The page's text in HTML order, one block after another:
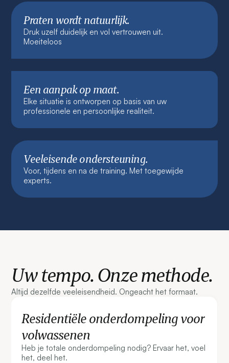
Praten wordt natuurlijk.
Druk uzelf duidelijk en vol vertrouwen uit.
Moeiteloos
Een aanpak op maat.
Elke situatie is ontworpen op basis van uw
professionele en persoonlijke realiteit.
Veeleisende ondersteuning.
Voor, tijdens en na de training. Met toegewijde
experts.
Uw tempo. Onze methode.
Altijd dezelfde veeleisendheid. Ongeacht het formaat.
Residentiële onderdompeling voor
volwassenen
Heb je totale onderdompeling nodig? Ervaar het, voel
het, deel het.